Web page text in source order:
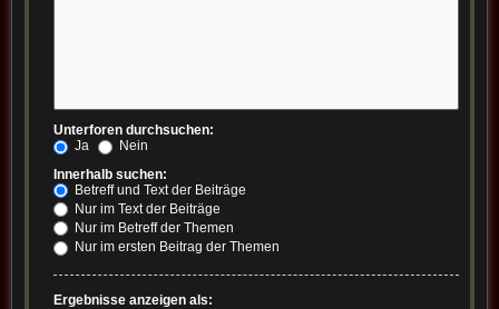
Unterforen durchsuchen:
Ja
Nein
Innerhalb suchen:
Betreff und Text der Beiträge
Nur im Text der Beiträge
Nur im Betreff der Themen
Nur im ersten Beitrag der Themen
Ergebnisse anzeigen als: